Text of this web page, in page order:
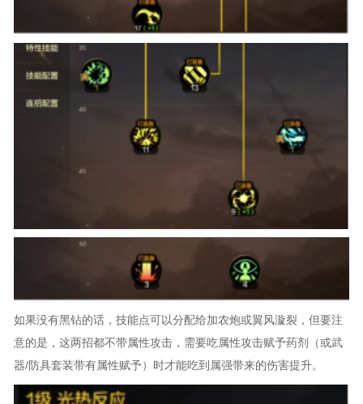
如果没有黑钻的话，技能点可以分配给加农炮或翼风漩裂，但要注
意的是，这两招都不带属性攻击，需要吃属性攻击赋予药剂（或武
器/防具套装带有属性赋予）时才能吃到属强带来的伤害提升。